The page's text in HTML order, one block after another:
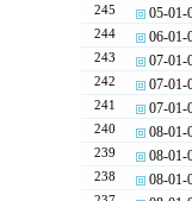
245 05-
244 06-
243 07-
242 07-
241 07-
240 08-
239 08-
238 08-